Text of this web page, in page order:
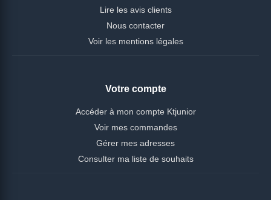
Lire les avis clients
Nous contacter
Voir les mentions légales
Votre compte
Accéder à mon compte Ktjunior
Voir mes commandes
Gérer mes adresses
Consulter ma liste de souhaits